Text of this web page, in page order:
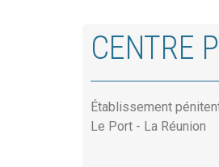
CENTRE
Établissement
Le Port - La Réunion